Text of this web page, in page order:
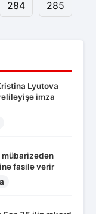
284
285
Lyutova
imza
mübarizədən
fasilə verir